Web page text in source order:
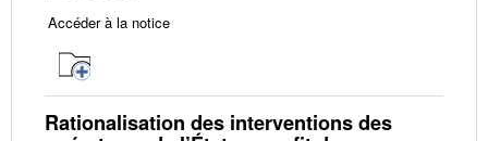
Accéder à la notice
Rationalisation des interventions des